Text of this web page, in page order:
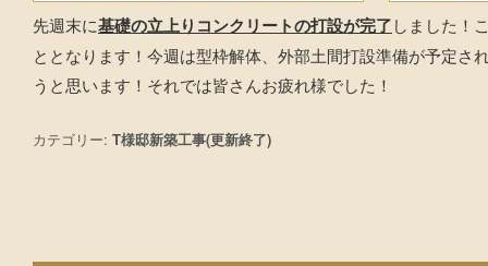
先週末に基礎の立上りコンクリートの打設が完了しました！
ととなります！今週は型枠解体、外部土間打設準備が予定さ
うと思います！それでは皆さんお疲れ様でした！
カテゴリー: T様邸新築工事(更新終了)